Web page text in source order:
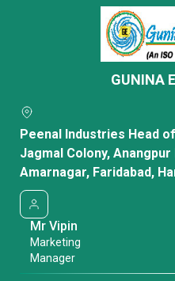
GUNINA
Peenal Industries Head
Jagmal Colony, Anangpur
Amarnagar, Faridabad,
Mr Vipin
Marketing
Manager